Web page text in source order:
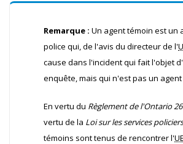
Remarque : Un agent témoin est un
police qui, de l'avis du directeur de l'
cause dans l'incident qui fait l'objet
enquête, mais qui n'est pas un
En vertu du Règlement de l'Ontario
vertu de la Loi sur les services policiers
témoins sont tenus de rencontrer l'